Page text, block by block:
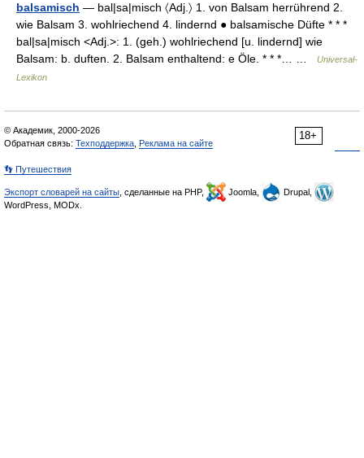
balsamisch — bal|sa|misch 〈Adj.〉 1. von Balsam herrührend 2.
wie Balsam 3. wohlriechend 4. lindernd ● balsamische Düfte * * *
bal|sa|misch <Adj.>: 1. (geh.) wohlriechend [u. lindernd] wie
Balsam: b. duften. 2. Balsam enthaltend: e Öle. * * *… …
Universal-
Lexikon
18+
© Академик, 2000-2026
Обратная связь: Техподдержка Реклама на сайте
👣 Путешествия
Экспорт словарей на сайты , сделанные на PHP, Joomla,
Drupal,
WordPress, MODx.